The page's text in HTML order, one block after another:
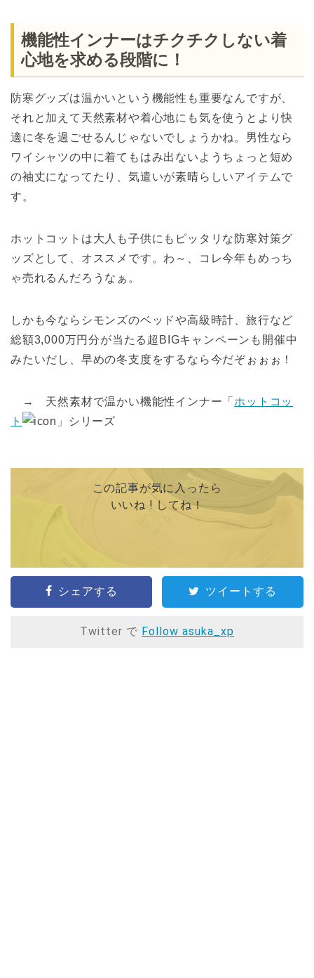
機能性インナーはチクチクしない着
心地を求める段階に！
防寒グッズは温かいという機能性も重要なんですが、
それと加えて天然素材や着心地にも気を使うとより快
適に冬を過ごせるんじゃないでしょうかね。男性なら
ワイシャツの中に着てもはみ出ないようちょっと短め
の袖丈になってたり、気遣いが素晴らしいアイテムで
す。
ホットコットは大人も子供にもピッタリな防寒対策グ
ッズとして、オススメです。わ～、コレ今年もめっち
ゃ売れるんだろうなぁ。
しかも今ならシモンズのベッドや高級時計、旅行など
総額3,000万円分が当たる超BIGキャンペーンも開催中
みたいだし、早めの冬支度をするなら今だぞぉぉぉ！
→ 天然素材で温かい機能性インナー「 ホットコッ
ト
」シリーズ
この記事が気に入ったら
いいね ! してね！
シェアする ツイートする
Twitter で Follow asuka_xp